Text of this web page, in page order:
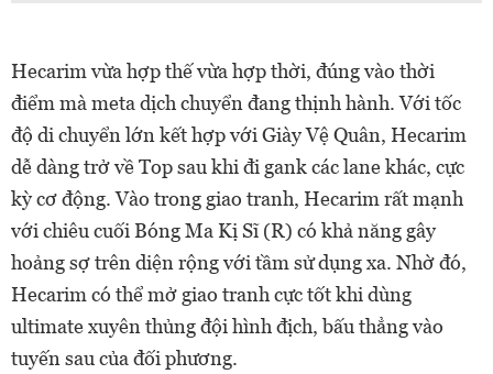
Hecarim vừa hợp thế vừa hợp thời, đúng vào thời
điểm mà meta dịch chuyển đang thịnh hành. Với tốc
độ di chuyển lớn kết hợp với Giày Vệ Quân, Hecarim
dễ dàng trở về Top sau khi đi gank các lane khác, cực
kỳ cơ động. Vào trong giao tranh, Hecarim rất mạnh
với chiêu cuối Bóng Ma Kị Sĩ (R) có khả năng gây
hoảng sợ trên diện rộng với tầm sử dụng xa. Nhờ đó,
Hecarim có thể mở giao tranh cực tốt khi dùng
ultimate xuyên thủng đội hình địch, bấu thẳng vào
tuyến sau của đối phương.